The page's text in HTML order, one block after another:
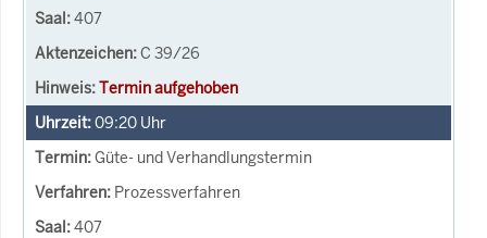
407
C 39/26
Termin aufgehoben
09:20 Uhr
Güte- und Verhandlungstermin
Prozessverfahren
407